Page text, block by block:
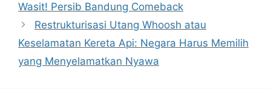
Wasit! Persib Bandung Comeback
Restrukturisasi Utang Whoosh atau
Keselamatan Kereta Api: Negara Harus Memilih
yang Menyelamatkan Nyawa